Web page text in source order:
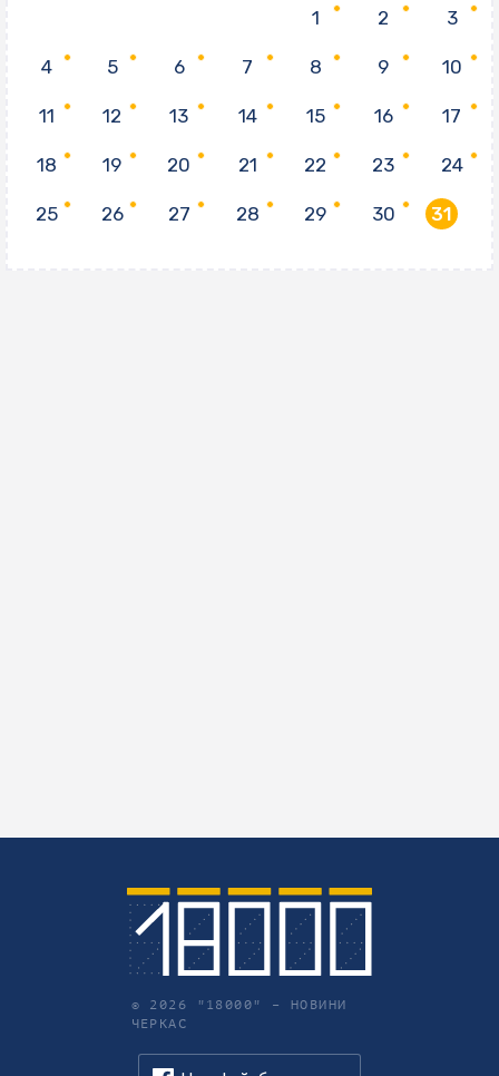
1 2 3
4 5 6 7 8 9 10
11 12 13 14 15 16 17
18 19 20 21 22 23 24
25 26 27 28 29 30 31
© 2026 "18000" – НОВИНИ
ЧЕРКАС